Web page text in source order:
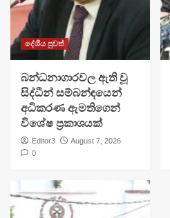
දේශීය පුවත්
බන්ධනාගාරවල ඇති වූ
සිද්ධීන් සම්බන්ඳයෙන්
අධිකරණ ඇමතිගෙන්
විශේෂ ප්‍රකාශයක්
Editor3
August 7, 2026
0